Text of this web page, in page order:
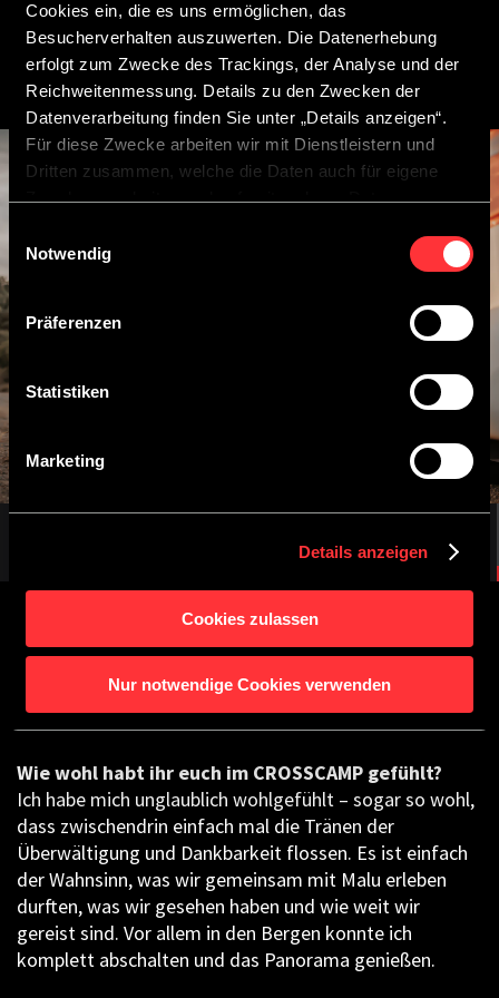
Cookies ein, die es uns ermöglichen, das
Besucherverhalten auszuwerten. Die Datenerhebung
erfolgt zum Zwecke des Trackings, der Analyse und der
Reichweitenmessung. Details zu den Zwecken der
Datenverarbeitung finden Sie unter „Details anzeigen“.
Für diese Zwecke arbeiten wir mit Dienstleistern und
Dritten zusammen, welche die Daten auch für eigene
Zwecke verarbeiten und ggf. mit anderen Daten
Durch Anklicken der Schaltfläche „Cookies zulassen“
Detailansicht geben Sie Ihre Einwilligung zur Verarbeitung
Ihrer Daten zu den jeweiligen Zwecken. Sie ist freiwillig,
widerruflich für die Zukunft durch Anklicken der
Schaltfläche „Einwilligung widerrufen“. Weitere Hinweise
Notwendig
Präferenzen
Statistiken
Marketing
Details anzeigen
Cookies zulassen
Nur notwendige Cookies verwenden
Wie wohl habt ihr euch im CROSSCAMP gefühlt?
Ich habe mich unglaublich wohlgefühlt – sogar so wohl,
dass zwischendrin einfach mal die Tränen der
Überwältigung und Dankbarkeit flossen. Es ist einfach
der Wahnsinn, was wir gemeinsam mit Malu erleben
durften, was wir gesehen haben und wie weit wir
gereist sind. Vor allem in den Bergen konnte ich
komplett abschalten und das Panorama genießen.